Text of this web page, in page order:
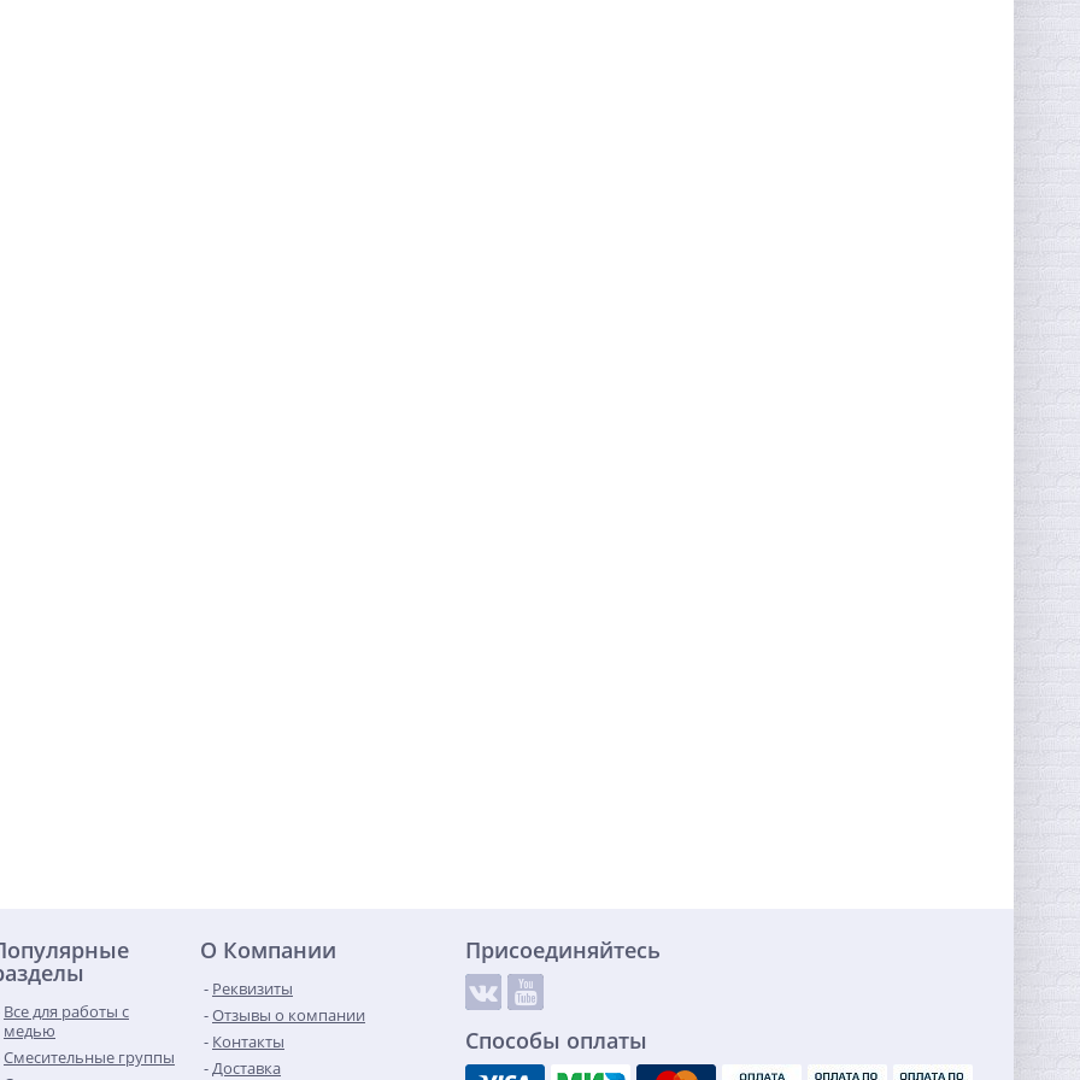
Все для работы с
медью
Смесительные группы
О Компании
Реквизиты
Отзывы о компании
Контакты
Доставка
Присоединяйтесь
Способы оплаты